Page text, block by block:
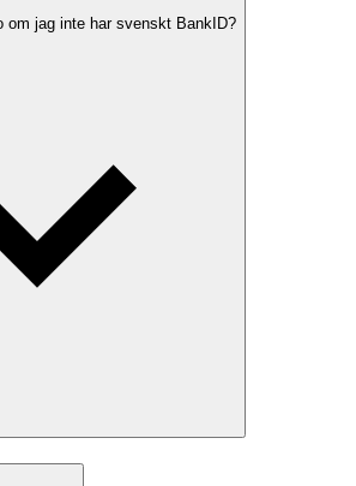
om jag inte har svenskt BankID?